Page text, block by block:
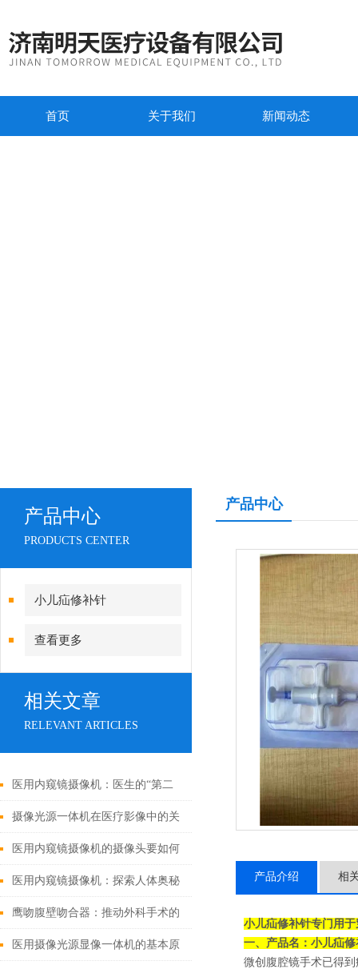
首页 关于我们 新闻动态
产品中心
PRODUCTS CENTER
小儿疝修补针
查看更多
相关文章
RELEVANT ARTICLES
医用内窥镜摄像机：医生的“第二
双眼睛”
摄像光源一体机在医疗影像中的关
键作用
医用内窥镜摄像机的摄像头要如何
挑选？
医用内窥镜摄像机：探索人体奥秘
的神奇之眼
鹰吻腹壁吻合器：推动外科手术的
技术创新
医用摄像光源显像一体机的基本原
产品中心
产品介绍 相
小儿疝修补针专门用
一、产品名： 小儿疝修
微创腹腔镜手术已得